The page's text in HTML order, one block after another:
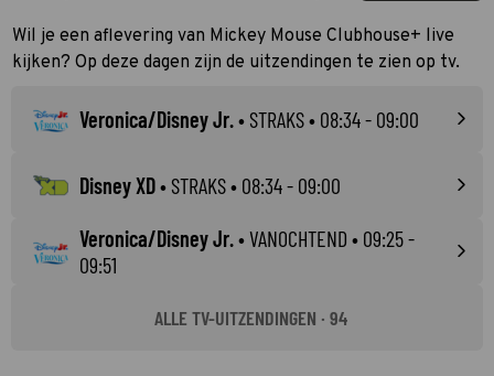
Wil je een aflevering van Mickey Mouse Clubhouse+ live
kijken? Op deze dagen zijn de uitzendingen te zien op tv.
Veronica/Disney Jr.• STRAKS• 08:34 - 09:00
Disney XD• STRAKS• 08:34 - 09:00
Veronica/Disney Jr.•VANOCHTEND • 09:25 -
09:51
ALLE TV-UITZENDINGEN · 94